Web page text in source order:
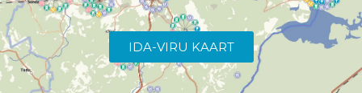
IDA-VIRU KAART